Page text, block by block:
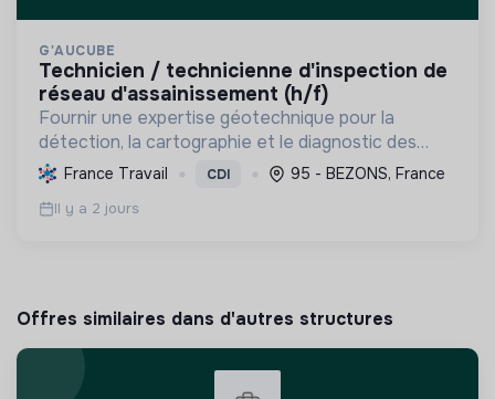
G'AUCUBE
technicien / technicienne d'inspection de
réseau d'assainissement (h/f)
Fournir une expertise géotechnique pour la
détection, la cartographie et le diagnostic des
réseaux enterrés, optimisant les infrastructures
et contribuant à une gestion durable des
territoires.
France Travail CDI 95 - BEZONS, France
Il y a 2 jours
Offres similaires dans d'autres structures